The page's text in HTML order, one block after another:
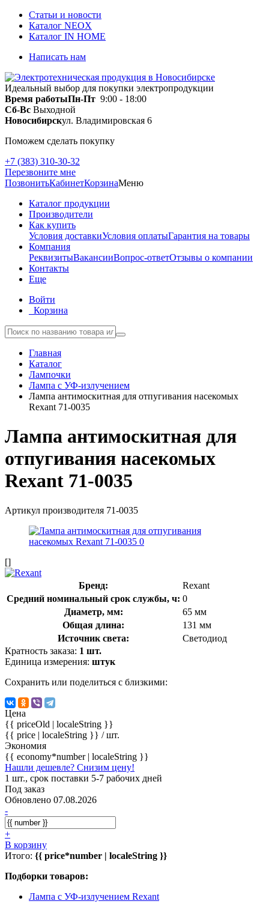
Статьи и новости
Каталог NEOX
Каталог IN HOME
Написать нам
Идеальный выбор для покупки электропродукции
Время работыПн-Пт 9:00 - 18:00
Сб-Вс Выходной
Новосибирскул. Владимировская 6
Поможем сделать покупку
+7 (383) 310-30-32
Перезвоните мне
ПозвонитьКабинетКорзинаМеню
Каталог продукции
Производители
Как купить
Условия доставкиУсловия оплатыГарантия на товары
Компания
РеквизитыВакансииВопрос-ответОтзывы о компании
Контакты
Еще
Войти
Корзина
Главная
Каталог
Лампочки
Лампа с УФ-излучением
Лампа антимоскитная для отпугивания насекомых
Rexant 71-0035
Лампа антимоскитная для
отпугивания насекомых
Rexant 71-0035
Артикул производителя 71-0035
[]
Бренд:
Rexant
Средний номинальный срок службы, ч: 0
Диаметр, мм:
65 мм
Общая длина:
131 мм
Источник света:
Светодиод
Кратность заказа: 1 шт.
Единица измерения: штук
Сохранить или поделиться с близкими:
Цена
{{ priceOld | localeString }}
{{ price | localeString }} / шт.
Экономия
{{ economy*number | localeString }}
Нашли дешевле? Снизим цену!
1 шт., срок поставки 5-7 рабочих дней
Под заказ
Обновлено 07.08.2026
-
+
В корзину
Итого: {{ price*number | localeString }}
Подборки товаров:
Лампа с УФ-излучением Rexant